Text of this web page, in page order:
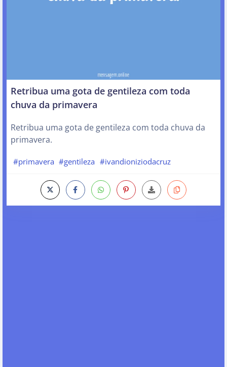
Retribua uma gota de gentileza com toda
chuva da primavera
Retribua uma gota de gentileza com toda chuva da
primavera.
#primavera #gentileza #ivandioniziodacruz